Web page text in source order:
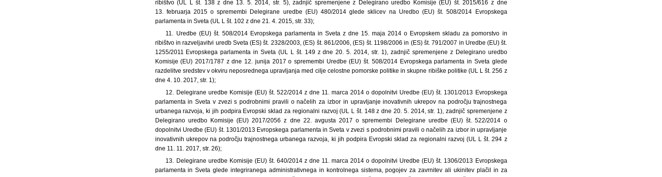
ribištvo (UL L št. 138 z dne 13. 5. 2014, str. 5), zadnjič spremenjene z Delegirano uredbo Komisije (EU) št. 2015/616 z dne
13. februarja 2015 o spremembi Delegirane uredbe (EU) 480/2014 glede sklicev na Uredbo (EU) št. 508/2014 Evropskega
parlamenta in Sveta (UL L št. 102 z dne 21. 4. 2015, str. 33);
11. Uredbe (EU) št. 508/2014 Evropskega parlamenta in Sveta z dne 15. maja 2014 o Evropskem skladu za pomorstvo in
ribištvo in razveljavitvi uredb Sveta (ES) št. 2328/2003, (ES) št. 861/2006, (ES) št. 1198/2006 in (ES) št. 791/2007 in Uredbe (EU) št.
1255/2011 Evropskega parlamenta in Sveta (UL L št. 149 z dne 20. 5. 2014, str. 1), zadnjič spremenjene z Delegirano uredbo
Komisije (EU) 2017/1787 z dne 12. junija 2017 o spremembi Uredbe (EU) št. 508/2014 Evropskega parlamenta in Sveta glede
razdelitve sredstev v okviru neposrednega upravljanja med cilje celostne pomorske politike in skupne ribiške politike (UL L št. 256 z
dne 4. 10. 2017, str. 1);
12. Delegirane uredbe Komisije (EU) št. 522/2014 z dne 11. marca 2014 o dopolnitvi Uredbe (EU) št. 1301/2013 Evropskega
parlamenta in Sveta v zvezi s podrobnimi pravili o načelih za izbor in upravljanje inovativnih ukrepov na področju trajnostnega
urbanega razvoja, ki jih podpira Evropski sklad za regionalni razvoj (UL L št. 148 z dne 20. 5. 2014, str. 1), zadnjič spremenjene z
Delegirano uredbo Komisije (EU) 2017/2056 z dne 22. avgusta 2017 o spremembi Delegirane uredbe (EU) št. 522/2014 o
dopolnitvi Uredbe (EU) št. 1301/2013 Evropskega parlamenta in Sveta v zvezi s podrobnimi pravili o načelih za izbor in upravljanje
inovativnih ukrepov na področju trajnostnega urbanega razvoja, ki jih podpira Evropski sklad za regionalni razvoj (UL L št. 294 z
dne 11. 11. 2017, str. 26);
13. Delegirane uredbe Komisije (EU) št. 640/2014 z dne 11. marca 2014 o dopolnitvi Uredbe (EU) št. 1306/2013 Evropskega
parlamenta in Sveta glede integriranega administrativnega in kontrolnega sistema, pogojev za zavrnitev ali ukinitev plačil in za